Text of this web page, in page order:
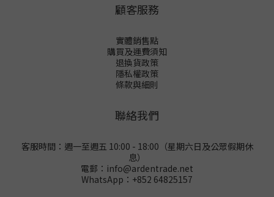
顧客服務
實體銷售點
購買及運費須知
退換貨政策
隱私權政策
條款與細則
聯絡我們
客服時間：週一至週五 10:00 - 18:00（星期六日及公眾假期休
息）
電郵：info@ardentrade.net
WhatsApp：+852 64825157